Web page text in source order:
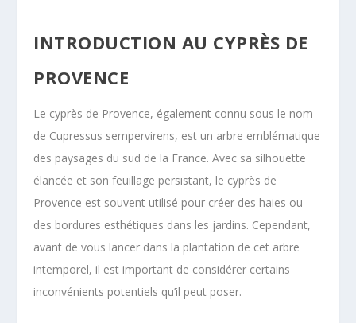
INTRODUCTION AU CYPRÈS DE
PROVENCE
Le cyprès de Provence, également connu sous le nom
de Cupressus sempervirens, est un arbre emblématique
des paysages du sud de la France. Avec sa silhouette
élancée et son feuillage persistant, le cyprès de
Provence est souvent utilisé pour créer des haies ou
des bordures esthétiques dans les jardins. Cependant,
avant de vous lancer dans la plantation de cet arbre
intemporel, il est important de considérer certains
inconvénients potentiels qu’il peut poser.